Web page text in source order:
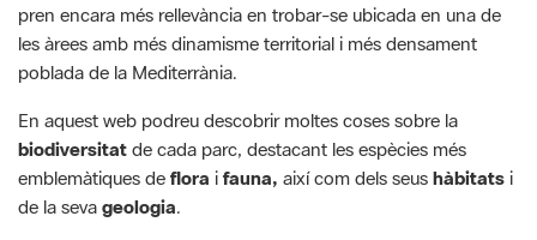
pren encara més rellevància en trobar-se ubicada en una de
les àrees amb més dinamisme territorial i més densament
poblada de la Mediterrània.
En aquest web podreu descobrir moltes coses sobre la
biodiversitat de cada parc, destacant les espècies més
emblemàtiques de flora i fauna, així com dels seus hàbitats i
de la seva geologia.